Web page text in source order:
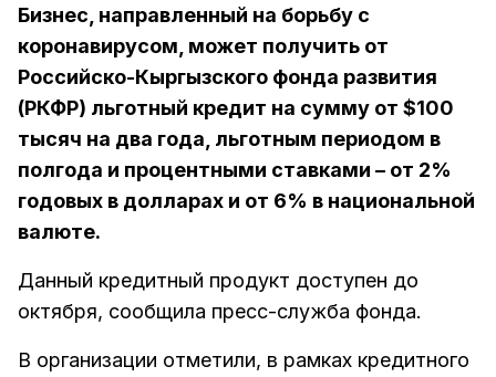
Бизнес, направленный на борьбу с
коронавирусом, может получить от
Российско-Кыргызского фонда развития
(РКФР) льготный кредит на сумму от $100
тысяч на два года, льготным периодом в
полгода и процентными ставками – от 2%
годовых в долларах и от 6% в национальной
валюте.
Данный кредитный продукт доступен до
октября, сообщила пресс-служба фонда.
В организации отметили, в рамках кредитного